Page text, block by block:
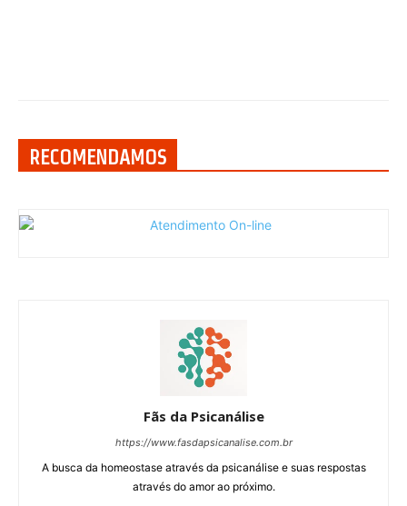
RECOMENDAMOS
Fãs da Psicanálise
https://www.fasdapsicanalise.com.br
A busca da homeostase através da psicanálise e suas respostas
através do amor ao próximo.